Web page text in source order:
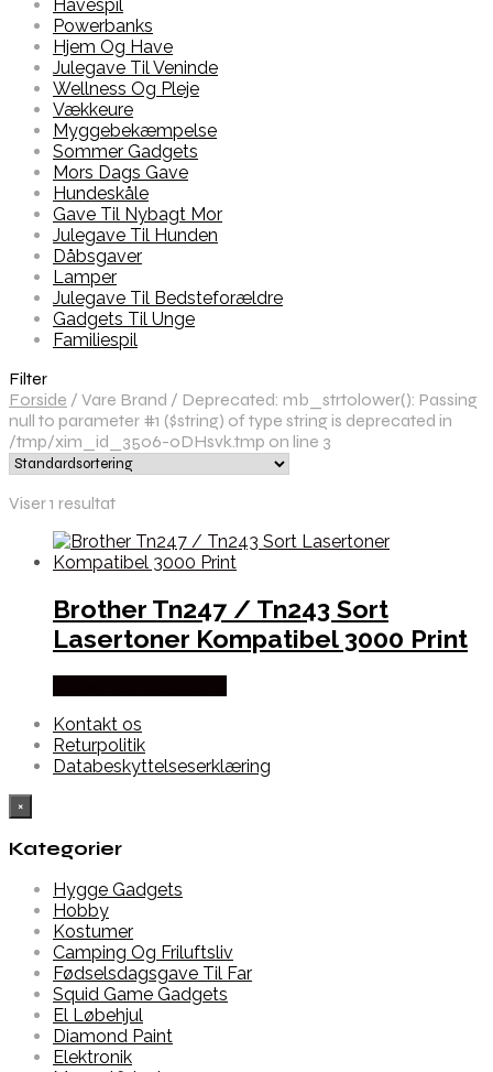
Havespil
Powerbanks
Hjem Og Have
Julegave Til Veninde
Wellness Og Pleje
Vækkeure
Myggebekæmpelse
Sommer Gadgets
Mors Dags Gave
Hundeskåle
Gave Til Nybagt Mor
Julegave Til Hunden
Dåbsgaver
Lamper
Julegave Til Bedsteforældre
Gadgets Til Unge
Familiespil
Filter
Forside / Vare Brand / Deprecated: mb_strtolower(): Passing
null to parameter #1 ($string) of type string is deprecated in
/tmp/xim_id_3506-0DHsvk.tmp on line 3
Viser 1 resultat
Brother Tn247 / Tn243 Sort
Lasertoner Kompatibel 3000 Print
Kontakt os
Returpolitik
Databeskyttelseserklæring
×
Kategorier
Hygge Gadgets
Hobby
Kostumer
Camping Og Friluftsliv
Fødselsdagsgave Til Far
Squid Game Gadgets
El Løbehjul
Diamond Paint
Elektronik